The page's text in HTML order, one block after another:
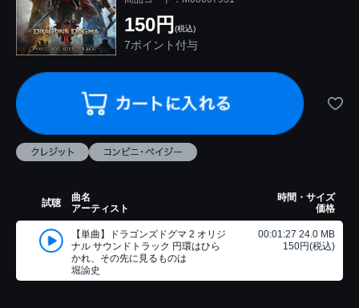
150円 (税込)
7ポイント付与
試聴
曲名
アーティスト
時間・サイズ
価格
【単曲】ドラゴンズドグマ 2 オリジ
ナル サウンドトラック 円環はひら
かれ、その先に見るものは
堀諭史
00:01:27 24.0 MB
150円(税込)